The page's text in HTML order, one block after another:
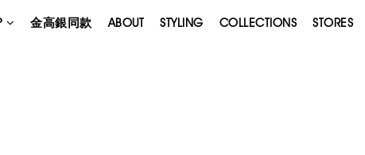
金高銀同款 ABOUT STYLING COLLECTIONS STORES